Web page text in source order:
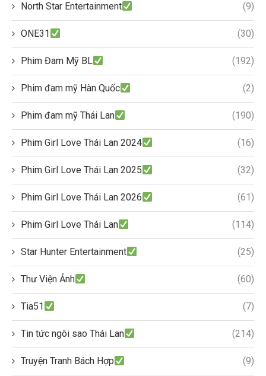
North Star Entertainment (9)
ONE31 (30)
Phim Đam Mỹ BL (192)
Phim đam mỹ Hàn Quốc (2)
Phim đam mỹ Thái Lan (190)
Phim Girl Love Thái Lan 2024 (16)
Phim Girl Love Thái Lan 2025 (32)
Phim Girl Love Thái Lan 2026 (61)
Phim Girl Love Thái Lan (114)
Star Hunter Entertainment (25)
Thư Viện Ảnh (60)
Tia51 (7)
Tin tức ngôi sao Thái Lan (214)
Truyện Tranh Bách Hợp (9)